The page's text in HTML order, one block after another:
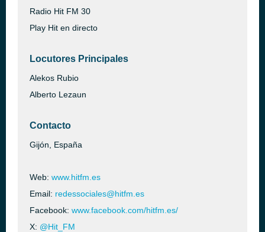
Radio Hit FM 30
Play Hit en directo
Locutores Principales
Alekos Rubio
Alberto Lezaun
Contacto
Gijón, España
Web: www.hitfm.es
Email: redessociales@hitfm.es
Facebook: www.facebook.com/hitfm.es/
X: @Hit_FM